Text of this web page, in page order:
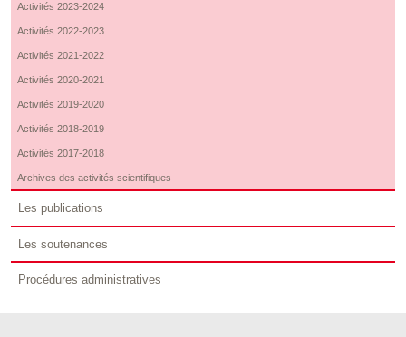
Activités 2023-2024
Activités 2022-2023
Activités 2021-2022
Activités 2020-2021
Activités 2019-2020
Activités 2018-2019
Activités 2017-2018
Archives des activités scientifiques
Les publications
Les soutenances
Procédures administratives